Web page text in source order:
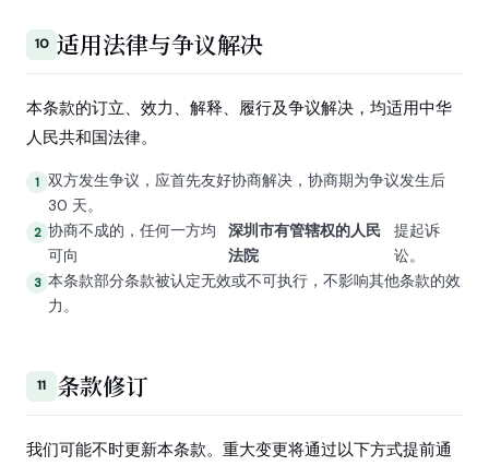
10 适用法律与争议解决
本条款的订立、效力、解释、履行及争议解决，均适用中华
人民共和国法律。
双方发生争议，应首先友好协商解决，协商期为争议发生后
30 天。
协商不成的，任何一方均
可向
深圳市有管辖权的人民
法院
提起诉
讼。
本条款部分条款被认定无效或不可执行，不影响其他条款的效
力。
11 条款修订
我们可能不时更新本条款。重大变更将通过以下方式提前通